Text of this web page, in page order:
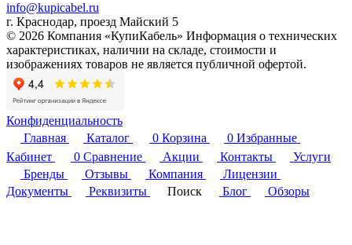
info@kupicabel.ru
г. Краснодар, проезд Майский 5
© 2026 Компания «КупиКабель» Информация о технических
характеристиках, наличии на складе, стоимости и
изображениях товаров не является публичной офертой.
Конфиденциальность
Главная
Каталог 0 Корзина 0 Избранные
Кабинет
0 Сравнение Акции Контакты
Услуги
Бренды
Отзывы Компания
Лицензии
Документы
Реквизиты Поиск Блог Обзоры